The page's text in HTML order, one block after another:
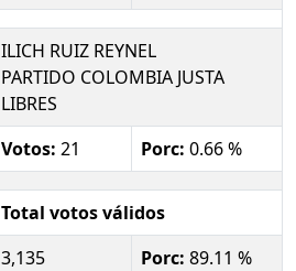
ILICH RUIZ REYNEL
PARTIDO COLOMBIA JUSTA
LIBRES
Votos: 21 Porc: 0.66 %
Total votos válidos
3,135
Porc: 89.11 %